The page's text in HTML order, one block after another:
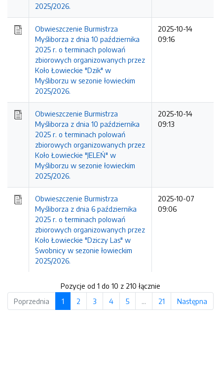
2025/2026.
Obwieszczenie Burmistrza
Myśliborza z dnia 10 października
2025 r. o terminach polowań
zbiorowych organizowanych przez
Koło Łowieckie "Dzik" w
Myśliborzu w sezonie łowieckim
2025/2026.
2025-10-14
09:16
Obwieszczenie Burmistrza
Myśliborza z dnia 10 października
2025 r. o terminach polowań
zbiorowych organizowanych przez
Koło Łowieckie "JELEŃ" w
Myśliborzu w sezonie łowieckim
2025/2026.
2025-10-14
09:13
Obwieszczenie Burmistrza
Myśliborza z dnia 6 października
2025 r. o terminach polowań
zbiorowych organizowanych przez
Koło Łowieckie "Dziczy Las" w
Swobnicy w sezonie łowieckim
2025/2026.
2025-10-07
09:06
Pozycje od 1 do 10 z 210 łącznie
Poprzednia
1 2 3 4 5 … 21 Następna